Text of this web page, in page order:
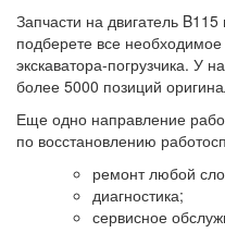
Запчасти на двигатель
подберете все
экскаватора-погрузчика. У
более 5000 позиций
Еще одно направление
по восстановлению
ремонт любой
диагностика;
сервисное